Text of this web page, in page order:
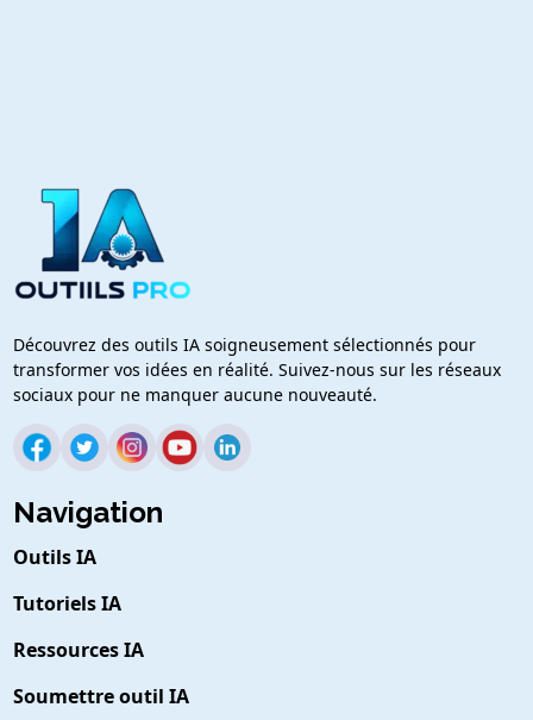
Découvrez des outils IA soigneusement sélectionnés pour
transformer vos idées en réalité. Suivez-nous sur les réseaux
sociaux pour ne manquer aucune nouveauté.
Navigation
Outils IA
Tutoriels IA
Ressources IA
Soumettre outil IA